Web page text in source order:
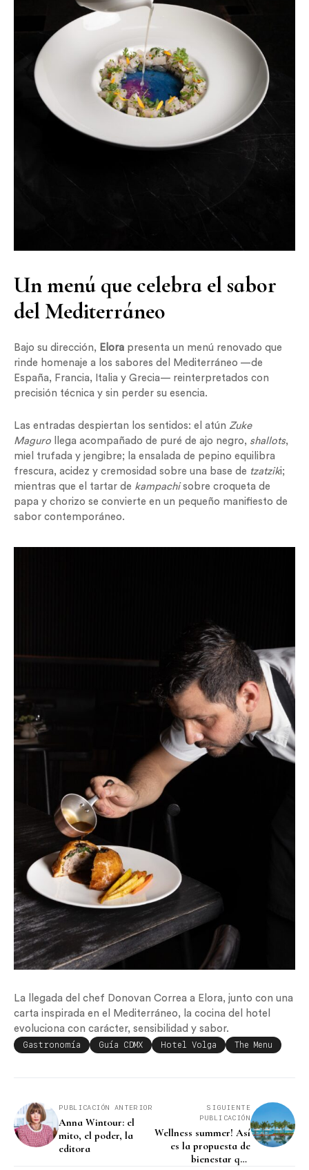
Un menú que celebra el sabor
del Mediterráneo
Bajo su dirección, Elora presenta un menú renovado que
rinde homenaje a los sabores del Mediterráneo —de
España, Francia, Italia y Grecia— reinterpretados con
precisión técnica y sin perder su esencia.
Las entradas despiertan los sentidos: el atún Zuke
Maguro
llega acompañado de puré de ajo negro, shallots,
miel trufada y jengibre; la ensalada de pepino equilibra
frescura, acidez y cremosidad sobre una base de tzatziki;
mientras que el tartar de kampachisobre croqueta de
papa y chorizo se convierte en un pequeño manifiesto de
sabor contemporáneo.
La llegada del chef Donovan Correa a Elora, junto con una
carta inspirada en el Mediterráneo, la cocina del hotel
evoluciona con carácter, sensibilidad y sabor.
Gastronomía Guía CDMX Hotel Volga The Menu
PUBLICACIÓN ANTERIOR
Anna Wintour: el
mito, el poder, la
editora
SIGUIENTE
PUBLICACIÓN
Wellness summer! Así
es la propuesta de
bienestar que